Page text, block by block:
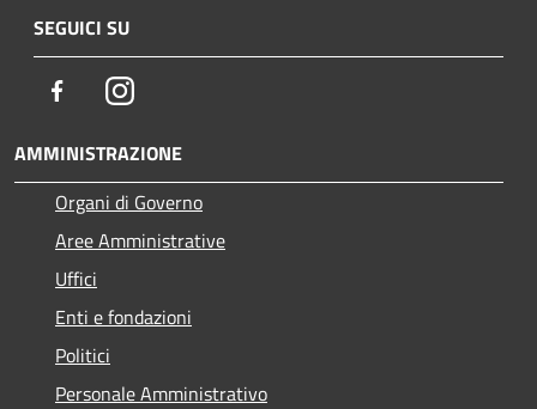
SEGUICI SU
FacebookInstagram
AMMINISTRAZIONE
Organi di Governo
Aree Amministrative
Uffici
Enti e fondazioni
Politici
Personale Amministrativo